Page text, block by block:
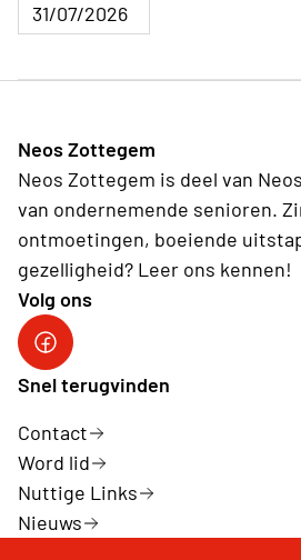
31/07/2026
Neos Zottegem
Neos Zottegem is deel van
van ondernemende senioren.
ontmoetingen, boeiende
gezelligheid? Leer ons kennen!
Volg ons
Facebook Zottegem
Snel terugvinden
Contact
Word lid
Nuttige Links
Nieuws